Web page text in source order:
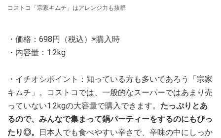
コストコ「宗家キムチ」はアレンジ力も抜群
・価格：698円（税込）※購入時
・内容量：1.2kg
・イチオシポイント：知っている方も多いであろう「宗家
キムチ」。コストコでは、一般的なスーパーではあまり売
っていない1.2kgの大容量で購入できます。 たっぷりとあ
るので、みんなで集まって鍋パーティーをするのにもぴっ
たり◎。
日本人でも食べやすい辛さで、辛味の中にしっか